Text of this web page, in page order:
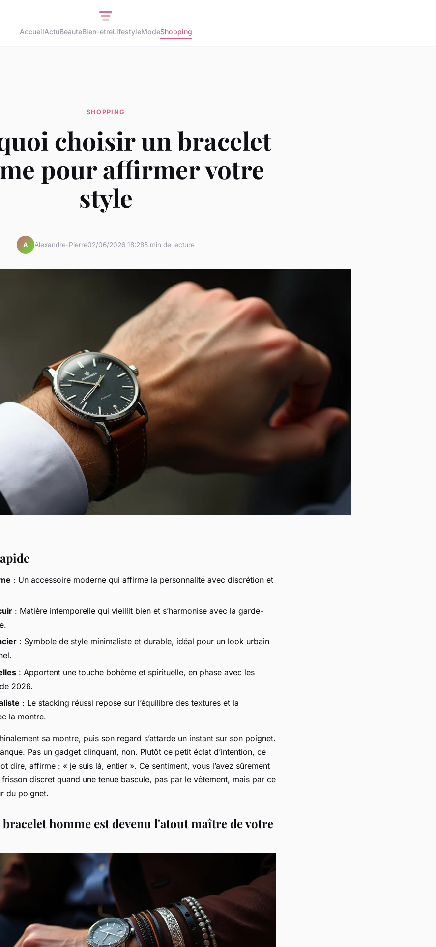
AccueilActuBeauteBien-etreLifestyleModeShopping
SHOPPING
choisir un bracelet
pour affirmer votre
style
A Alexandre-Pierre02/06/2026 18:288 min de lecture
: Un accessoire moderne qui affirme la personnalité avec discrétion et
: Matière intemporelle qui vieillit bien et s’harmonise avec la garde-
: Symbole de style minimaliste et durable, idéal pour un look urbain
: Apportent une touche bohème et spirituelle, en phase avec les
2026.
: Le stacking réussi repose sur l’équilibre des textures et la
la montre.
sa montre, puis son regard s’attarde un instant sur son poignet.
Pas un gadget clinquant, non. Plutôt ce petit éclat d’intention, ce
dire, affirme : « je suis là, entier ». Ce sentiment, vous l’avez sûrement
discret quand une tenue bascule, pas par le vêtement, mais par ce
du poignet.
homme est devenu l'atout maître de votre